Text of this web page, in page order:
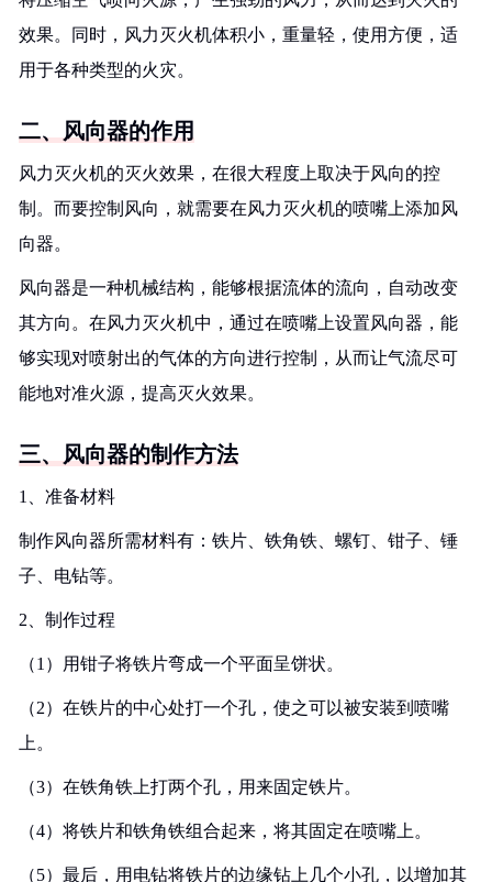
效果。同时，风力灭火机体积小，重量轻，使用方便，适
用于各种类型的火灾。
二、风向器的作用
风力灭火机的灭火效果，在很大程度上取决于风向的控
制。而要控制风向，就需要在风力灭火机的喷嘴上添加风
向器。
风向器是一种机械结构，能够根据流体的流向，自动改变
其方向。在风力灭火机中，通过在喷嘴上设置风向器，能
够实现对喷射出的气体的方向进行控制，从而让气流尽可
能地对准火源，提高灭火效果。
三、风向器的制作方法
1、准备材料
制作风向器所需材料有：铁片、铁角铁、螺钉、钳子、锤
子、电钻等。
2、制作过程
（1）用钳子将铁片弯成一个平面呈饼状。
（2）在铁片的中心处打一个孔，使之可以被安装到喷嘴
上。
（3）在铁角铁上打两个孔，用来固定铁片。
（4）将铁片和铁角铁组合起来，将其固定在喷嘴上。
（5）最后，用电钻将铁片的边缘钻上几个小孔，以增加其